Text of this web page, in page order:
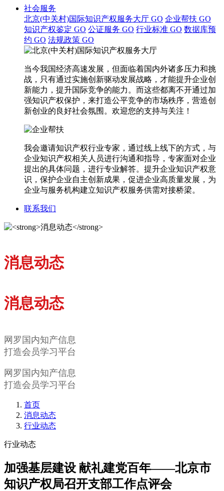
社会服务
北京(中关村)国际知识产权服务大厅 GO 企业帮扶 GO
知识产权鉴定 GO 公证服务 GO 行业标准 GO 数据库预
约 GO 法规政策 GO
当今我国经济高速发展，但面临着国内外诸多压力和挑
战，只有通过实施创新驱动发展战略，才能提升企业创
新能力，提升国际竞争的能力。而这些都离不开通过加
强知识产权保护，来打造公平竞争的市场秩序，营造创
新创业的良好社会氛围。欢迎您的支持与关注！
我会邀请知识产权行业专家，通过线上线下的方式，与
企业知识产权相关人员进行沟通和指导，专家面对企业
提出的具体问题，进行专业解答。提升企业知识产权意
识，保护企业自主创新成果，促进企业高质量发展，为
企业与服务机构建立知识产权服务供需对接桥梁。
联系我们
消息动态
消息动态
网罗国内知产信息
打造会员学习平台
网罗国内知产信息
打造会员学习平台
首页
消息动态
行业动态
行业动态
加强基层建设 献礼建党百年——北京市
知识产权局召开支部工作点评会